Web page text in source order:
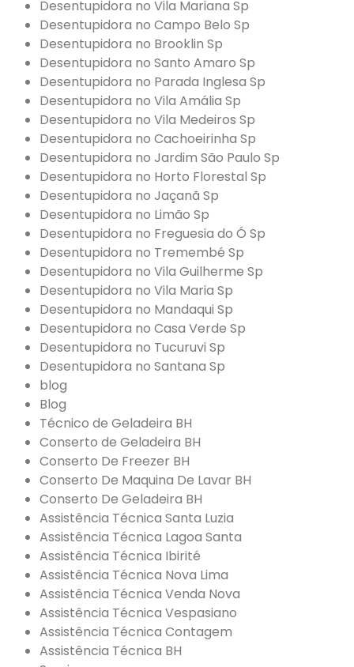
Desentupidora no Vila Mariana Sp
Desentupidora no Campo Belo Sp
Desentupidora no Brooklin Sp
Desentupidora no Santo Amaro Sp
Desentupidora no Parada Inglesa Sp
Desentupidora no Vila Amália Sp
Desentupidora no Vila Medeiros Sp
Desentupidora no Cachoeirinha Sp
Desentupidora no Jardim São Paulo Sp
Desentupidora no Horto Florestal Sp
Desentupidora no Jaçanã Sp
Desentupidora no Limão Sp
Desentupidora no Freguesia do Ó Sp
Desentupidora no Tremembé Sp
Desentupidora no Vila Guilherme Sp
Desentupidora no Vila Maria Sp
Desentupidora no Mandaqui Sp
Desentupidora no Casa Verde Sp
Desentupidora no Tucuruvi Sp
Desentupidora no Santana Sp
blog
Blog
Técnico de Geladeira BH
Conserto de Geladeira BH
Conserto De Freezer BH
Conserto De Maquina De Lavar BH
Conserto De Geladeira BH
Assistência Técnica Santa Luzia
Assistência Técnica Lagoa Santa
Assistência Técnica Ibirité
Assistência Técnica Nova Lima
Assistência Técnica Venda Nova
Assistência Técnica Vespasiano
Assistência Técnica Contagem
Assistência Técnica BH